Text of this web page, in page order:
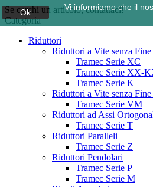
Se cerchi un articolo, contattaci!
Categoria
Riduttori
Riduttori a Vite senza Fine
Tramec Serie XC
Tramec Serie XX-
Tramec Serie K
Riduttori a Vite senza
Tramec Serie VM
Riduttori ad Assi
Tramec Serie T
Riduttori Paralleli
Tramec Serie Z
Riduttori Pendolari
Tramec Serie P
Tramec Serie M
Ok
Vi informiamo che il